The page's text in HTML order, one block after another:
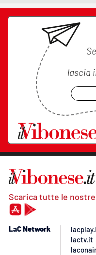
lascia
Scarica tutte le
LaC Network
lactv.it